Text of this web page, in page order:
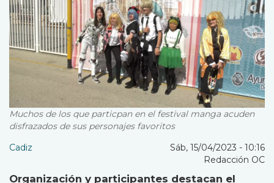
Muchos de los que particpan en el festival manga acuden
disfrazados de sus personajes favoritos
Cadiz
Sáb, 15/04/2023 - 10:16
Redacción OC
Organización y participantes destacan el